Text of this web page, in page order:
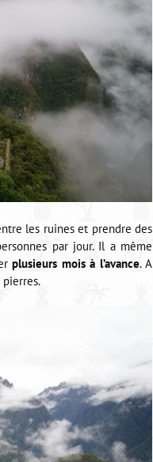
les ruines et prendre des
par jour. Il a même
plusieurs mois à l’avance. A